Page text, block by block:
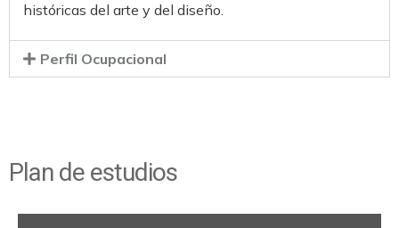
históricas del arte y del diseño.
Perfil Ocupacional
Plan de estudios